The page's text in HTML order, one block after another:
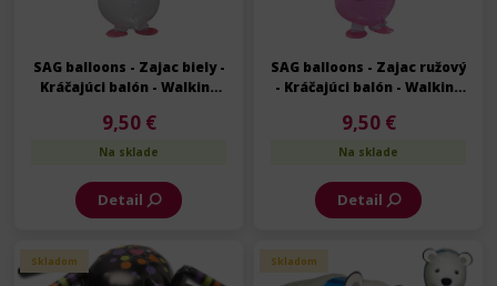
SAG balloons - Zajac biely -
Kráčajúci balón - Walking
9,50 €
Na sklade
Detail
SAG balloons - Zajac ružový
- Kráčajúci balón - Walking
9,50 €
Na sklade
Detail
Skladom Skladom